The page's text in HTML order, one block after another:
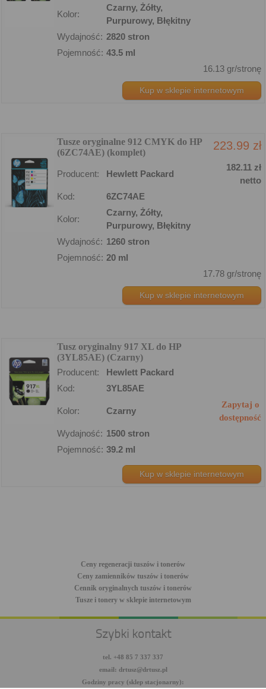
Kolor:
Czarny, Żółty,
Purpurowy, Błękitny
Wydajność: 2820 stron
Pojemność: 43.5 ml
16.13 gr/stronę
Kup w sklepie internetowym
Tusze oryginalne 912 CMYK do HP
(6ZC74AE) (komplet)
223.99 zł
Producent: Hewlett Packard
182.11 zł
netto
Kod:
6ZC74AE
Kolor:
Czarny, Żółty,
Purpurowy, Błękitny
Wydajność: 1260 stron
Pojemność: 20 ml
17.78 gr/stronę
Kup w sklepie internetowym
Tusz oryginalny 917 XL do HP
(3YL85AE) (Czarny)
Producent:
Hewlett Packard
Kod:
3YL85AE
Kolor: Czarny
Zapytaj o
dostępność
Wydajność: 1500 stron
Pojemność: 39.2 ml
Kup w sklepie internetowym
Ceny regeneracji tuszów i tonerów
Ceny zamienników tuszów i tonerów
Cennik oryginalnych tuszów i tonerów
Tusze i tonery w sklepie internetowym
Szybki kontakt
tel. +48 85 7 337 337
email: drtusz@drtusz.pl
Godziny pracy (sklep stacjonarny):